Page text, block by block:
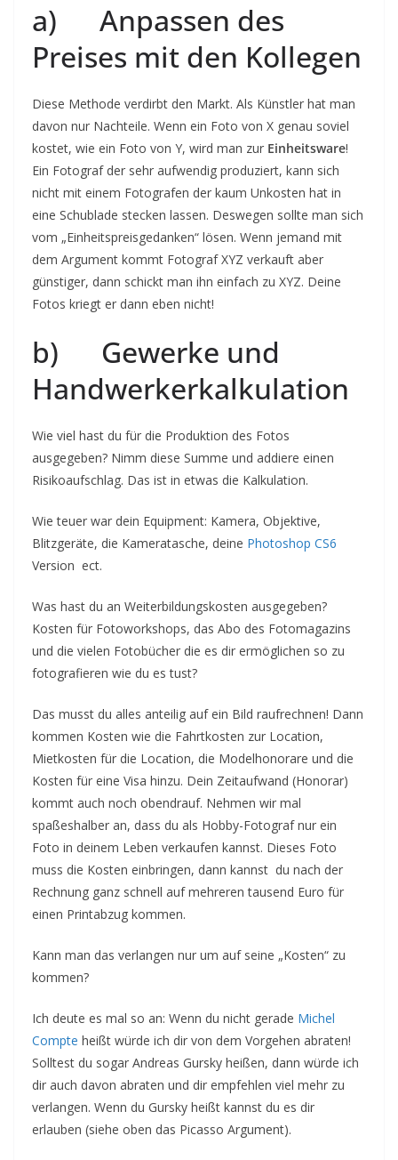
a) Anpassen des
Preises mit den Kollegen
Diese Methode verdirbt den Markt. Als Künstler hat man
davon nur Nachteile. Wenn ein Foto von X genau soviel
kostet, wie ein Foto von Y, wird man zur Einheitsware!
Ein Fotograf der sehr aufwendig produziert, kann sich
nicht mit einem Fotografen der kaum Unkosten hat in
eine Schublade stecken lassen. Deswegen sollte man sich
vom „Einheitspreisgedanken“ lösen. Wenn jemand mit
dem Argument kommt Fotograf XYZ verkauft aber
günstiger, dann schickt man ihn einfach zu XYZ. Deine
Fotos kriegt er dann eben nicht!
b) Gewerke und
Handwerkerkalkulation
Wie viel hast du für die Produktion des Fotos
ausgegeben? Nimm diese Summe und addiere einen
Risikoaufschlag. Das ist in etwas die Kalkulation.
Wie teuer war dein Equipment: Kamera, Objektive,
Blitzgeräte, die Kameratasche, deine Photoshop CS6
Version ect.
Was hast du an Weiterbildungskosten ausgegeben?
Kosten für Fotoworkshops, das Abo des Fotomagazins
und die vielen Fotobücher die es dir ermöglichen so zu
fotografieren wie du es tust?
Das musst du alles anteilig auf ein Bild raufrechnen! Dann
kommen Kosten wie die Fahrtkosten zur Location,
Mietkosten für die Location, die Modelhonorare und die
Kosten für eine Visa hinzu. Dein Zeitaufwand (Honorar)
kommt auch noch obendrauf. Nehmen wir mal
spaßeshalber an, dass du als Hobby-Fotograf nur ein
Foto in deinem Leben verkaufen kannst. Dieses Foto
muss die Kosten einbringen, dann kannst du nach der
Rechnung ganz schnell auf mehreren tausend Euro für
einen Printabzug kommen.
Kann man das verlangen nur um auf seine „Kosten“ zu
kommen?
Ich deute es mal so an: Wenn du nicht gerade Michel
Compte heißt würde ich dir von dem Vorgehen abraten!
Solltest du sogar Andreas Gursky heißen, dann würde ich
dir auch davon abraten und dir empfehlen viel mehr zu
verlangen. Wenn du Gursky heißt kannst du es dir
erlauben (siehe oben das Picasso Argument).